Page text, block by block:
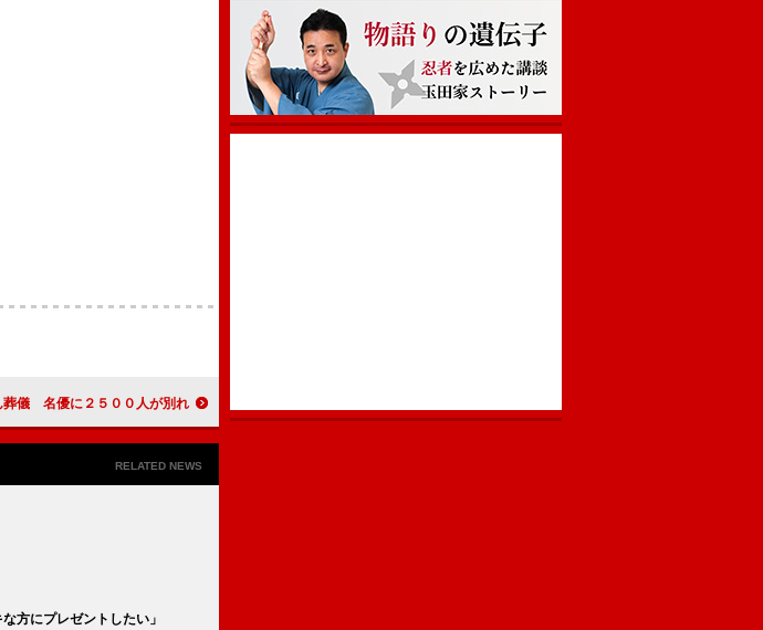
ん葬儀 名優に２５００人が別れ
RELATED NEWS
方にプレゼントしたい」